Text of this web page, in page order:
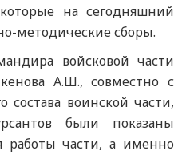
на сегодняшний
методические сборы.
войсковой части
А.Ш., совместно с
состава воинской части,
были показаны
работы части, а именно